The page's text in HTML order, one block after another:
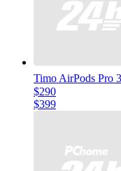
Timo AirPods
$290
$399